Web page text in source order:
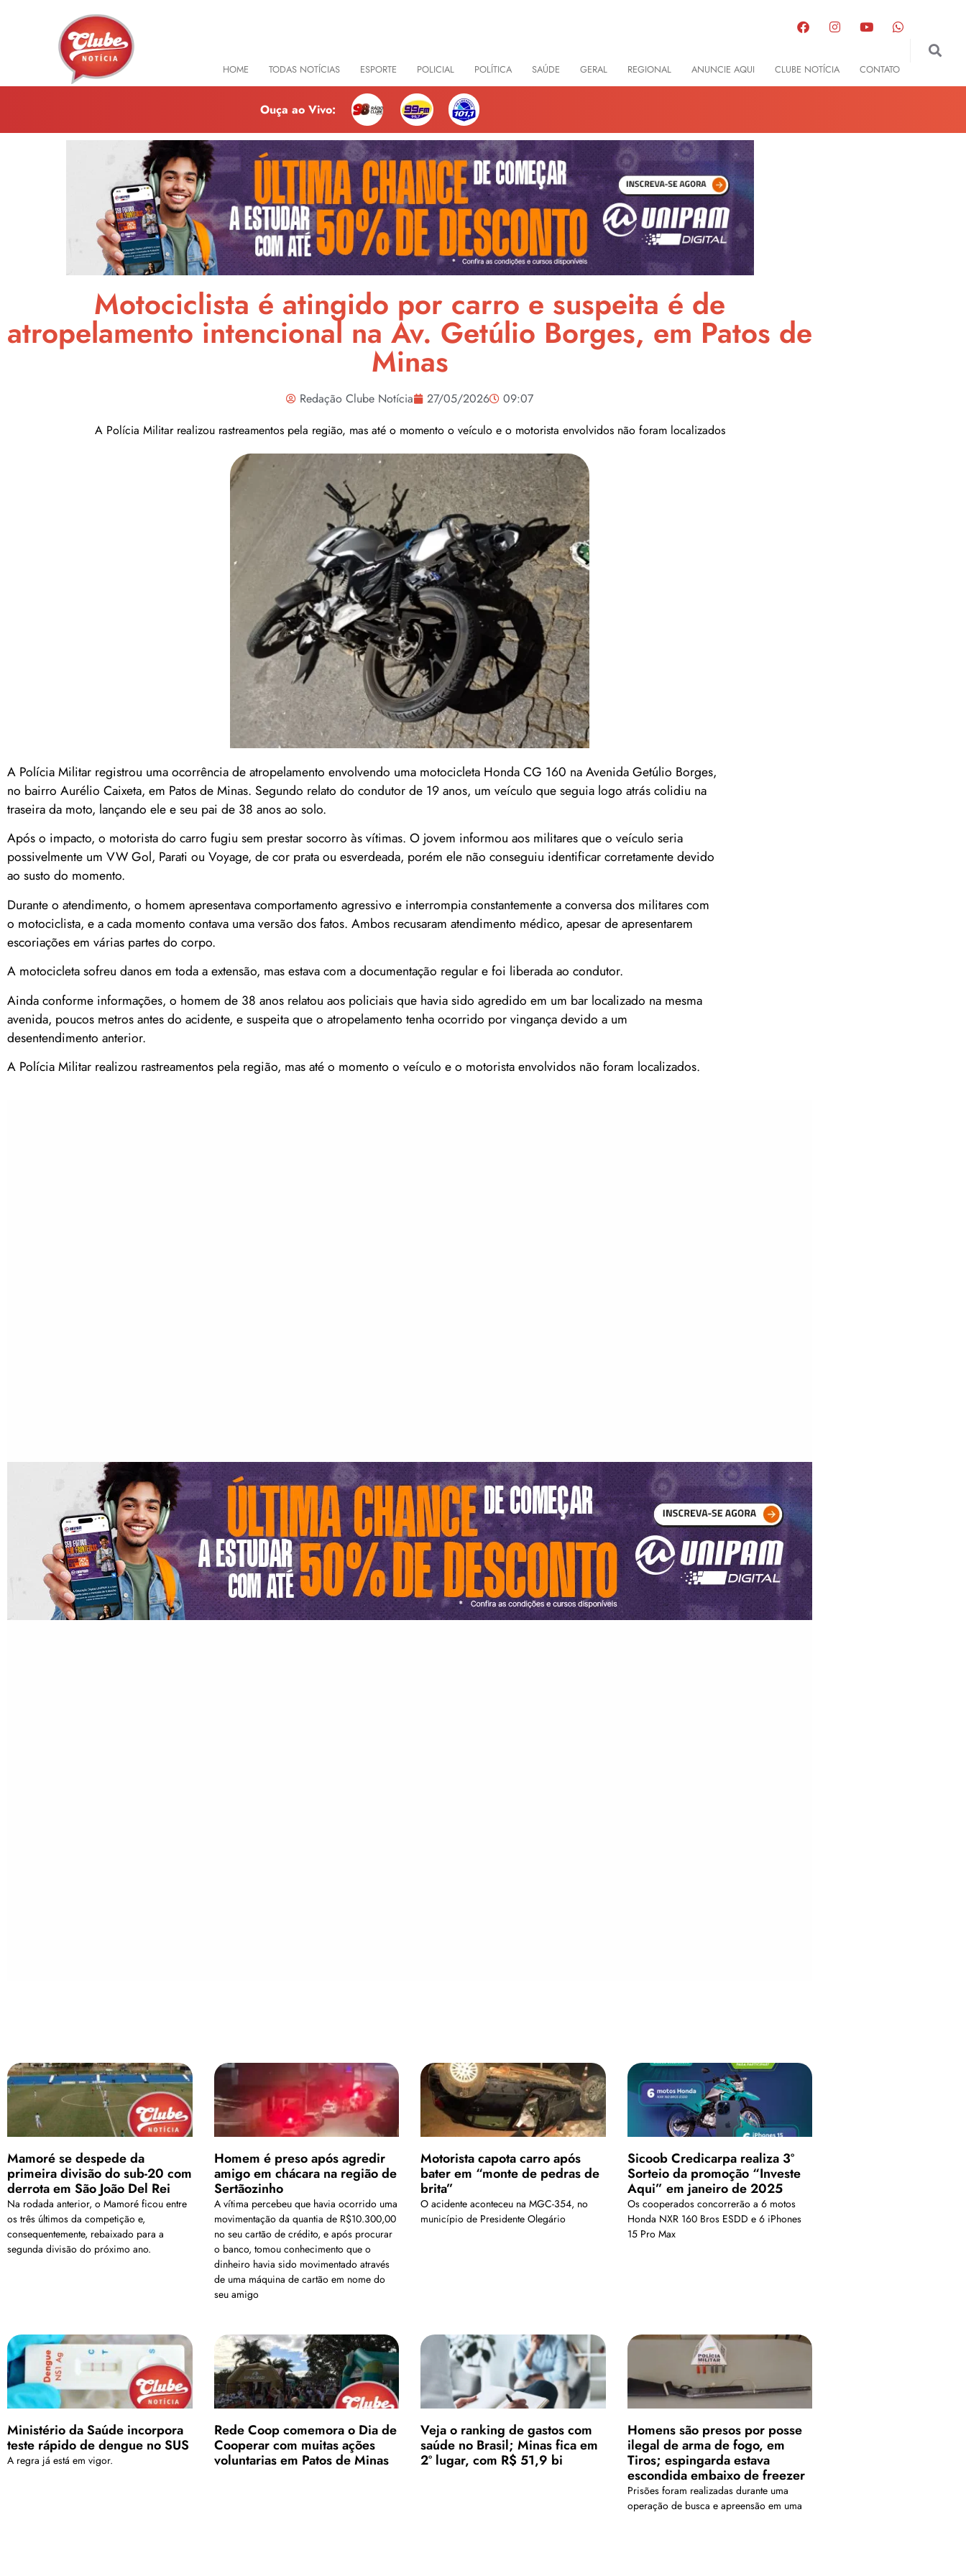
HOME TODAS NOTÍCIAS ESPORTE POLICIAL POLÍTICA SAÚDE GERAL REGIONAL ANUNCIE AQUI CLUBE NOTÍCIA CONTATO
Ouça ao Vivo:
Motociclista é atingido por carro e suspeita é de
atropelamento intencional na Av. Getúlio Borges, em Patos de
Minas
Redação Clube Notícia 27/05/2026
09:07
A Polícia Militar realizou rastreamentos pela região, mas até o momento o veículo e o motorista envolvidos não foram localizados
A Polícia Militar registrou uma ocorrência de atropelamento envolvendo uma motocicleta Honda CG 160 na Avenida Getúlio Borges,
no bairro Aurélio Caixeta, em Patos de Minas. Segundo relato do condutor de 19 anos, um veículo que seguia logo atrás colidiu na
traseira da moto, lançando ele e seu pai de 38 anos ao solo.
Após o impacto, o motorista do carro fugiu sem prestar socorro às vítimas. O jovem informou aos militares que o veículo seria
possivelmente um VW Gol, Parati ou Voyage, de cor prata ou esverdeada, porém ele não conseguiu identificar corretamente devido
ao susto do momento.
Durante o atendimento, o homem apresentava comportamento agressivo e interrompia constantemente a conversa dos militares com
o motociclista, e a cada momento contava uma versão dos fatos. Ambos recusaram atendimento médico, apesar de apresentarem
escoriações em várias partes do corpo.
A motocicleta sofreu danos em toda a extensão, mas estava com a documentação regular e foi liberada ao condutor.
Ainda conforme informações, o homem de 38 anos relatou aos policiais que havia sido agredido em um bar localizado na mesma
avenida, poucos metros antes do acidente, e suspeita que o atropelamento tenha ocorrido por vingança devido a um
desentendimento anterior.
A Polícia Militar realizou rastreamentos pela região, mas até o momento o veículo e o motorista envolvidos não foram localizados.
Mamoré se despede da
primeira divisão do sub-20 com
derrota em São João Del Rei
Na rodada anterior, o Mamoré ficou entre
os três últimos da competição e,
consequentemente, rebaixado para a
segunda divisão do próximo ano.
Homem é preso após agredir
amigo em chácara na região de
Sertãozinho
A vítima percebeu que havia ocorrido uma
movimentação da quantia de R$10.300,00
no seu cartão de crédito, e após procurar
o banco, tomou conhecimento que o
dinheiro havia sido movimentado através
de uma máquina de cartão em nome do
seu amigo
Motorista capota carro após
bater em “monte de pedras de
brita”
O acidente aconteceu na MGC-354, no
município de Presidente Olegário
Sicoob Credicarpa realiza 3º
Sorteio da promoção “Investe
Aqui” em janeiro de 2025
Os cooperados concorrerão a 6 motos
Honda NXR 160 Bros ESDD e 6 iPhones
15 Pro Max
Ministério da Saúde incorpora
teste rápido de dengue no SUS
A regra já está em vigor.
Rede Coop comemora o Dia de
Cooperar com muitas ações
voluntarias em Patos de Minas
Veja o ranking de gastos com
saúde no Brasil; Minas fica em
2º lugar, com R$ 51,9 bi
Homens são presos por posse
ilegal de arma de fogo, em
Tiros; espingarda estava
escondida embaixo de freezer
Prisões foram realizadas durante uma
operação de busca e apreensão em uma